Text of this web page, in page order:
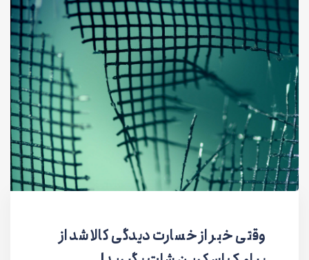
وقتی خبر از خسارت دیدگی کالا شد از